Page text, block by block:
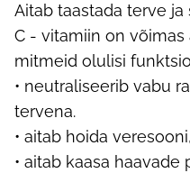
Aitab taastada terve ja
C - vitamiin on
mitmeid olulisi
• neutraliseerib vabu
tervena.
• aitab hoida
• aitab kaasa haavade